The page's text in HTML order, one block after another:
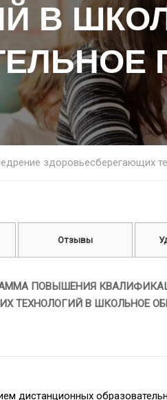
В
здоровьесберегающих
Отзывы
ПОВЫШЕНИЯ
ТЕХНОЛОГИЙ В ШКОЛЬНОЕ
дистанционных